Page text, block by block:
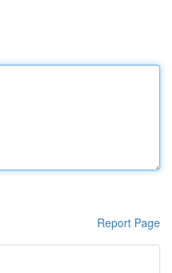
Report Page